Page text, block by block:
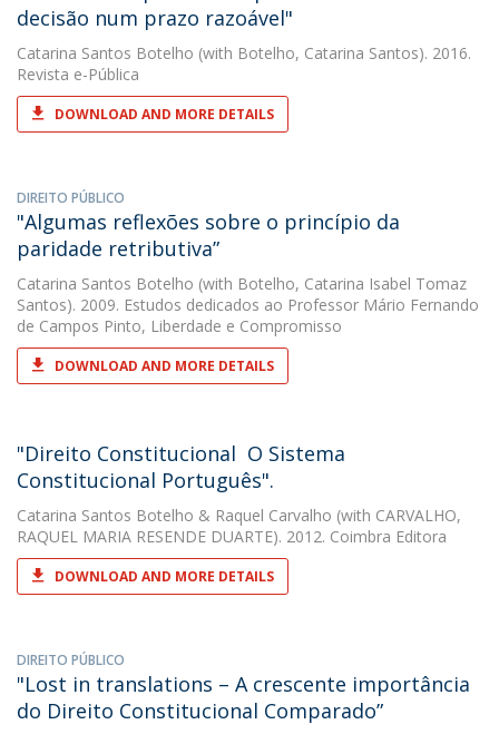
decisão num prazo razoável"
Catarina Santos Botelho (with Botelho, Catarina Santos). 2016.
Revista e-Pública
DOWNLOAD AND MORE DETAILS
DIREITO PÚBLICO
"Algumas reflexões sobre o princípio da
paridade retributiva”
Catarina Santos Botelho (with Botelho, Catarina Isabel Tomaz
Santos). 2009. Estudos dedicados ao Professor Mário Fernando
de Campos Pinto, Liberdade e Compromisso
DOWNLOAD AND MORE DETAILS
"Direito Constitucional  O Sistema
Constitucional Português".
Catarina Santos Botelho & Raquel Carvalho (with CARVALHO,
RAQUEL MARIA RESENDE DUARTE). 2012. Coimbra Editora
DOWNLOAD AND MORE DETAILS
DIREITO PÚBLICO
"Lost in translations – A crescente importância
do Direito Constitucional Comparado”